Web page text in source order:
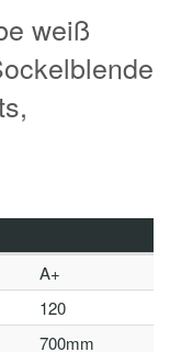
weiß
A+
120
700mm